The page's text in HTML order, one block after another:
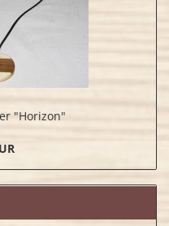
"Horizon"